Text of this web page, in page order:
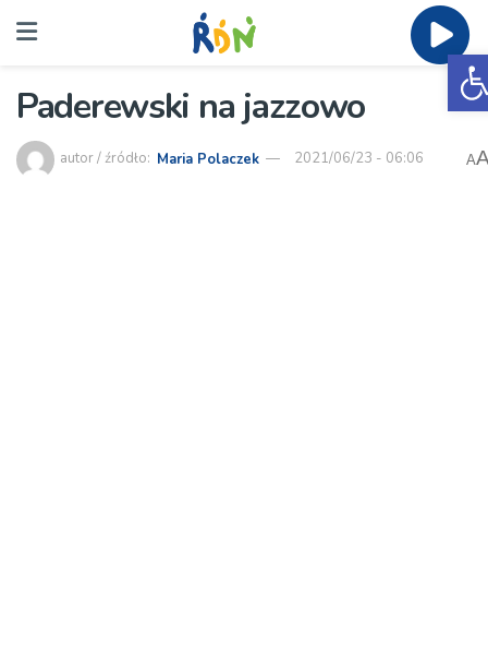
Paderewski na jazzowo
autor / źródło: Maria Polaczek 2021/06/23 - 06:06 A